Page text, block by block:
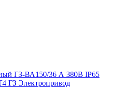
ГЗ-ВА150/36 А 380В IP65
ГЗ Электропривод